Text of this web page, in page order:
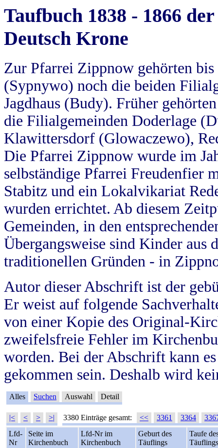
Taufbuch 1838 - 1866
Deutsch Krone
Zur Pfarrei Zippnow gehörten
(Sypnywo) noch die beiden
Jagdhaus (Budy). Früher
die Filialgemeinden Doderlage
Klawittersdorf (Glowaczewo),
Die Pfarrei Zippnow wurde im
selbständige Pfarrei Freudenfier
Stabitz und ein Lokalvikariat
wurden errichtet. Ab diesem
Gemeinden, in den
Übergangsweise sind Kinder aus
traditionellen Gründen - in
Autor dieser Abschrift ist der
Er weist auf folgende
von einer Kopie des Original-
zweifelsfreie Fehler im
worden. Bei der Abschrift kann
gekommen sein. Deshalb wird
Alles Suchen Auswahl Detail
|< < > >| 3380 Einträge gesamt: << 3361 3364
Lfd-
Nr
Seite im
Kirchenbuch
Lfd-Nr im
Kirchenbuch
Geburt des
Täuflings
Taufe
Täuflings